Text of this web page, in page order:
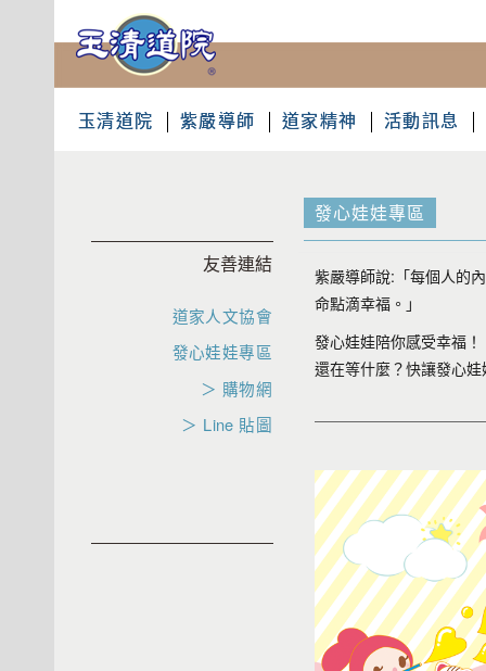
玉清道院 紫嚴導師 道家精神 活動訊息
發心娃娃專區
紫嚴導師說:「每個人的
命點滴幸福。」
發心娃娃陪你感受幸福！
還在等什麼？快讓發心
友善連結
道家人文協會
發心娃娃專區
＞ 購物網
＞ Line 貼圖